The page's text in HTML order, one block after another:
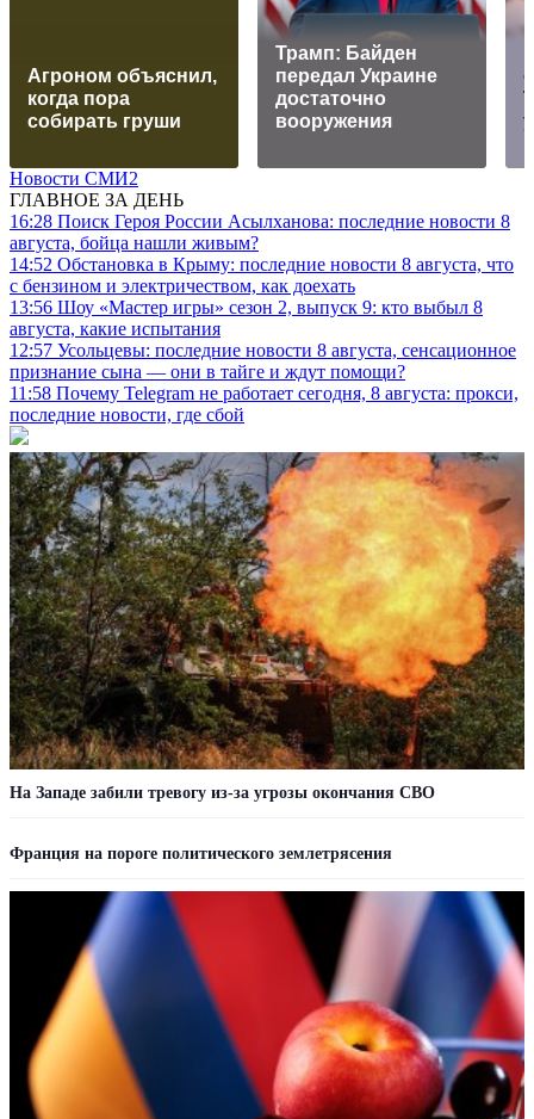
Агроном объяснил,
когда пора
собирать груши
Трамп: Байден
передал Украине
достаточно
вооружения
Новости СМИ2
ГЛАВНОЕ ЗА ДЕНЬ
16:28 Поиск Героя России Асылханова: последние новости 8
августа, бойца нашли живым?
14:52 Обстановка в Крыму: последние новости 8 августа, что
с бензином и электричеством, как доехать
13:56 Шоу «Мастер игры» сезон 2, выпуск 9: кто выбыл 8
августа, какие испытания
12:57 Усольцевы: последние новости 8 августа, сенсационное
признание сына — они в тайге и ждут помощи?
11:58 Почему Telegram не работает сегодня, 8 августа: прокси,
последние новости, где сбой
На Западе забили тревогу из-за угрозы окончания СВО
Франция на пороге политического землетрясения